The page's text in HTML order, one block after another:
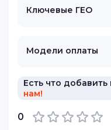
Ключевые ГЕО
Модели оплаты
Есть что
нам!
0